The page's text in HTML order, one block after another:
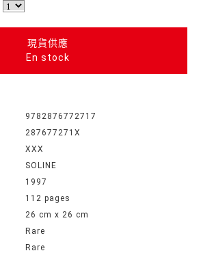
現貨供應
En stock
9782876772717
287677271X
XXX
SOLINE
1997
112 pages
26 cm x 26 cm
Rare
Rare